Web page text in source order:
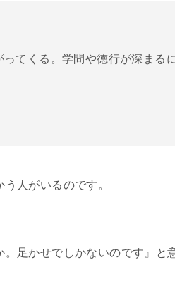
てくる。学問や徳行が深まる
人がいるのです。
足かせでしかないのです』と